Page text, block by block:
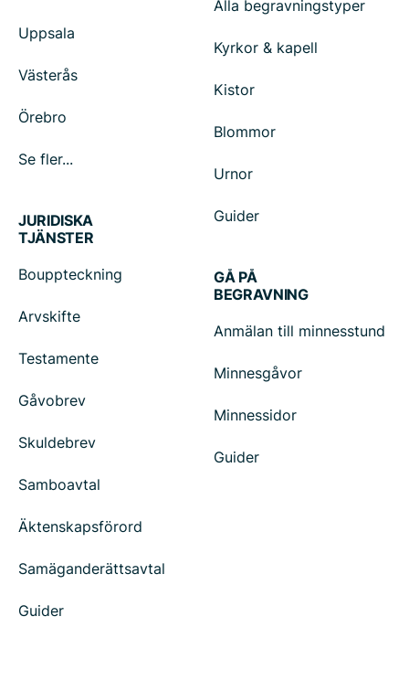
Uppsala
Västerås
Örebro
Se fler...
Alla begravningstyper
Kyrkor & kapell
Kistor
Blommor
Urnor
Guider
JURIDISKA
TJÄNSTER
Bouppteckning
Arvskifte
Testamente
Gåvobrev
Skuldebrev
Samboavtal
Äktenskapsförord
Samäganderättsavtal
Guider
GÅ PÅ
BEGRAVNING
Anmälan till minnesstund
Minnesgåvor
Minnessidor
Guider